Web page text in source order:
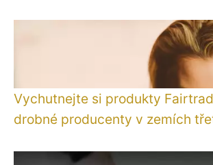
Vychutnejte si produkty
drobné producenty v zemích